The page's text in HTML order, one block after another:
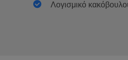
Λογισμικό